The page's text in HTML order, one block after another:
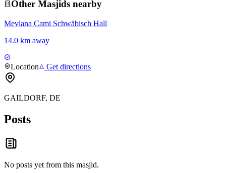
Other Masjids nearby
Mevlana Cami Schwäbisch Hall
14.0 km away
Location Get directions
GAILDORF, DE
Posts
No posts yet from this masjid.